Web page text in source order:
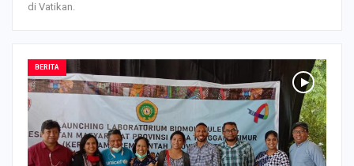
di Vatikan.
BERITA